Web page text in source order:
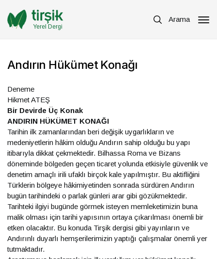
Yerel Dergi
Arama
Andırın Hükümet Konağı
Deneme
Hikmet ATEŞ
Bir Devirde Üç Konak
ANDIRIN HÜKÜMET KONAĞI
Tarihin ilk zamanlarından beri değişik uygarlıkların ve
medeniyetlerin hâkim olduğu Andırın sahip olduğu bu yapı
itibarıyla dikkat çekmektedir. Bilhassa Roma ve Bizans
döneminde bölgeden geçen ticaret yolunda etkisiyle güvenlik ve
denetim amaçlı irili ufaklı birçok kale yapılmıştır. Bu aktifliğini
Türklerin bölgeye hâkimiyetinden sonrada sürdüren Andırın
bugün tarihindeki o parlak günleri arar gibi gözükmektedir.
Tarihteki ilgiyi bugünde görmek isteyen memleketimizin buna
malik olması için tarihi yapısının ortaya çıkarılması önemli bir
etken olacaktır. Bu konuda Tirşik dergisi gibi yayınların ve
Andırınlı duyarlı hemşerilerimizin yaptığı çalışmalar önemli yer
tutmaktadır.